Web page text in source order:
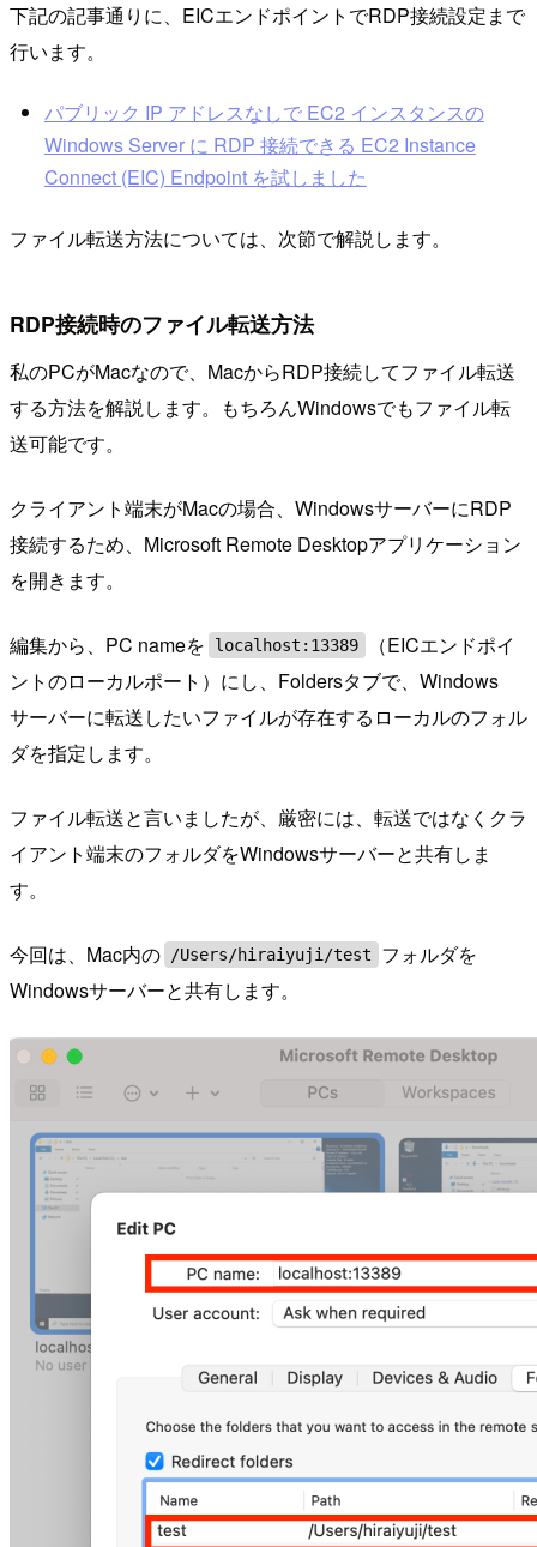
下記の記事通りに、EICエンドポイントでRDP接続設定まで
行います。
パブリック IP アドレスなしで EC2 インスタンスの
Windows Server に RDP 接続できる EC2 Instance
Connect (EIC) Endpoint を試しました
ファイル転送方法については、次節で解説します。
RDP接続時のファイル転送方法
私のPCがMacなので、MacからRDP接続してファイル転送
する方法を解説します。もちろんWindowsでもファイル転
送可能です。
クライアント端末がMacの場合、WindowsサーバーにRDP
接続するため、Microsoft Remote Desktopアプリケーション
を開きます。
編集から、PC nameを localhost:13389
（EICエンドポイ
ントのローカルポート）にし、Foldersタブで、Windows
サーバーに転送したいファイルが存在するローカルのフォル
ダを指定します。
ファイル転送と言いましたが、厳密には、転送ではなくクラ
イアント端末のフォルダをWindowsサーバーと共有しま
す。
今回は、Mac内の /Users/hiraiyuji/test
フォルダを
Windowsサーバーと共有します。